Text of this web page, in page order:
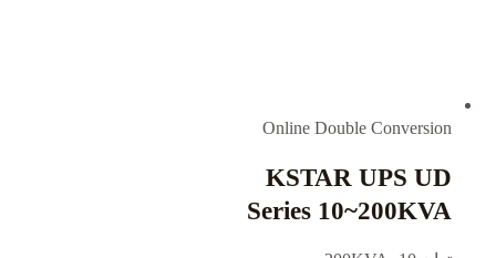
Online Double Conversion
KSTAR UPS UD
Series 10~200KVA